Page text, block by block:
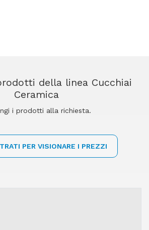
della linea Cucchiai
Ceramica
i prodotti alla richiesta.
PER VISIONARE I PREZZI